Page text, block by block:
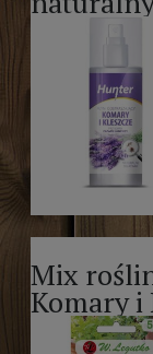
Mix
Komary i